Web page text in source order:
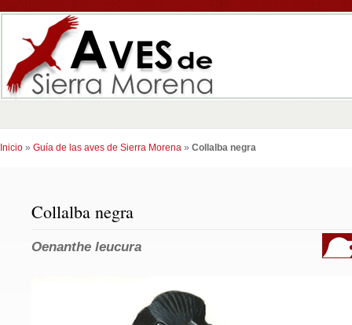
Inicio » Guía de las aves de Sierra Morena » Collalba negra
Collalba negra
Oenanthe leucura